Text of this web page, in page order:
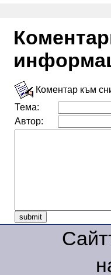
Коментар към
Тема:
Автор: